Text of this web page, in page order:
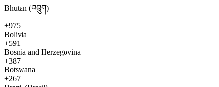
Bhutan (འབྲུག)
+975
Bolivia
+591
Bosnia and Herzegovina
+387
Botswana
+267